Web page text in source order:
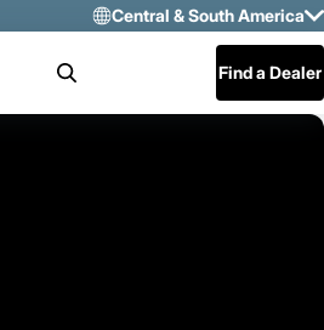
Central & South America
Select Region
US/CAN
Search Find a Dealer